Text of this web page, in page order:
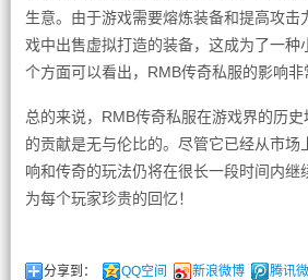
生意。由于游戏需要熔炼装备和提高攻击
戏中出售虚拟打造的装备，这成为了一种
个方面可以看出，RMB传奇私服的影响非
总的来说，RMB传奇私服在游戏界的历
的贡献是无与伦比的。尽管它已经从市场
响和传奇的玩法仍将在很长一段时间内继
为每个玩家珍贵的回忆！
分享到： QQ空间 新浪微博 腾讯